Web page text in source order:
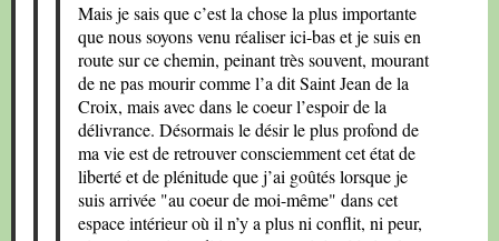
Mais je sais que c’est la chose la plus importante
que nous soyons venu réaliser ici-bas et je suis en
route sur ce chemin, peinant très souvent, mourant
de ne pas mourir comme l’a dit Saint Jean de la
Croix, mais avec dans le coeur l’espoir de la
délivrance. Désormais le désir le plus profond de
ma vie est de retrouver consciemment cet état de
liberté et de plénitude que j’ai goûtés lorsque je
suis arrivée "au coeur de moi-même" dans cet
espace intérieur où il n’y a plus ni conflit, ni peur,